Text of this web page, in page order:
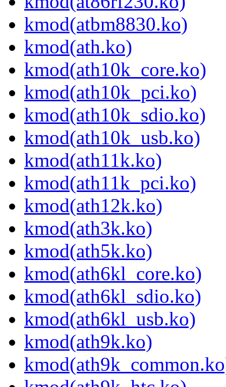
kmod(atbm8830.ko)
kmod(ath.ko)
kmod(ath10k_core.ko)
kmod(ath10k_pci.ko)
kmod(ath10k_sdio.ko)
kmod(ath10k_usb.ko)
kmod(ath11k.ko)
kmod(ath11k_pci.ko)
kmod(ath12k.ko)
kmod(ath3k.ko)
kmod(ath5k.ko)
kmod(ath6kl_core.ko)
kmod(ath6kl_sdio.ko)
kmod(ath6kl_usb.ko)
kmod(ath9k.ko)